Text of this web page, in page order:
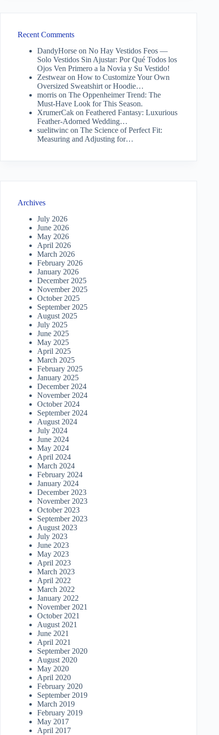
Recent Comments
DandyHorse on No Hay Vestidos Feos —
Solo Vestidos Sin Ajustar: Por Qué Todos los
Ojos Ven Primero a la Novia y Su Vestido!
Zestwearon How to Customize Your Own
Oversized Sweatshirt or Hoodie…
morris on The Oppenheimer Trend: The
Must-Have Look for This Season.
XrumerCak on Feathered Fantasy: Luxurious
Feather-Adorned Wedding…
suelitwinc on The Science of Perfect Fit:
Measuring and Adjusting for…
Archives
July 2026
June 2026
May 2026
April 2026
March 2026
February 2026
January 2026
December 2025
November 2025
October 2025
September 2025
August 2025
July 2025
June 2025
May 2025
April 2025
March 2025
February 2025
January 2025
December 2024
November 2024
October 2024
September 2024
August 2024
July 2024
June 2024
May 2024
April 2024
March 2024
February 2024
January 2024
December 2023
November 2023
October 2023
September 2023
August 2023
July 2023
June 2023
May 2023
April 2023
March 2023
April 2022
March 2022
January 2022
November 2021
October 2021
August 2021
June 2021
April 2021
September 2020
August 2020
May 2020
April 2020
February 2020
September 2019
March 2019
February 2019
May 2017
April 2017